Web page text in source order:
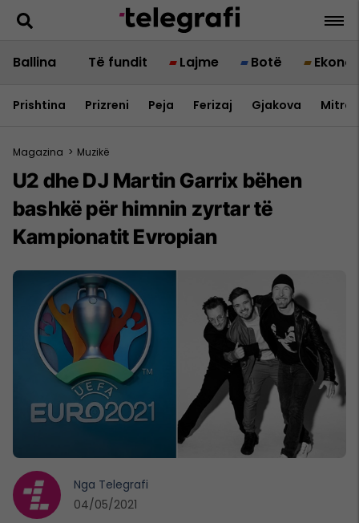
Ballina Të fundit Lajme Botë
Prishtina Prizreni Peja Ferizaj Gjakova
Magazina > Muzikë
U2 dhe DJ Martin Garrix bëhen
bashkë për himnin zyrtar të
Kampionatit Evropian
Nga Telegrafi
04/05/2021